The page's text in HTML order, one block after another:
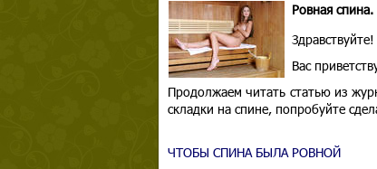
Ровная спина.
Здравствуйте!
Вас
Продолжаем читать статью из
складки на спине, попробуйте
ЧТОБЫ СПИНА БЫЛА РОВНОЙ